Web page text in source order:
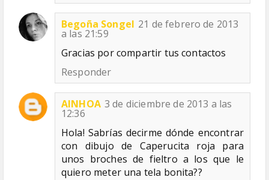
Begoña Songel 21 de febrero de 2013
a las 21:59
Gracias por compartir tus contactos
Responder
AINHOA 3 de diciembre de 2013 a las
12:36
Hola! Sabrías decirme dónde encontrar
con dibujo de Caperucita roja para
unos broches de fieltro a los que le
quiero meter una tela bonita??